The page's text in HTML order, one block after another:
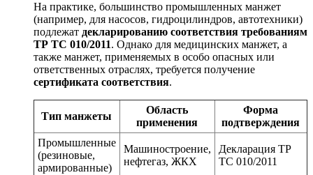
На практике, большинство промышленных манжет
(например, для насосов, гидроцилиндров, автотехники)
подлежат декларированию соответствия требованиям
ТР ТС 010/2011. Однако для медицинских манжет, а
также манжет, применяемых в особо опасных или
ответственных отраслях, требуется получение
сертификата соответствия.
Тип манжеты
Область
применения
Форма
подтверждения
Промышленные
(резиновые,
армированные)
Машиностроение,
нефтегаз, ЖКХ
Декларация ТР
ТС 010/2011